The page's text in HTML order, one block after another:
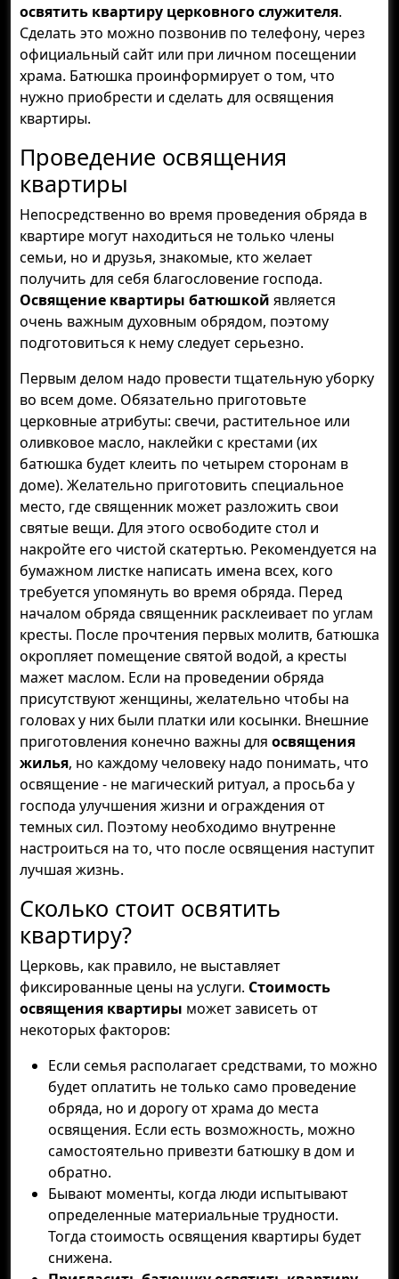
освятить квартиру церковного служителя.
Сделать это можно позвонив по телефону, через
официальный сайт или при личном посещении
храма. Батюшка проинформирует о том, что
нужно приобрести и сделать для освящения
квартиры.
Проведение освящения
квартиры
Непосредственно во время проведения обряда в
квартире могут находиться не только члены
семьи, но и друзья, знакомые, кто желает
получить для себя благословение господа.
Освящение квартиры батюшкой является
очень важным духовным обрядом, поэтому
подготовиться к нему следует серьезно.
Первым делом надо провести тщательную уборку
во всем доме. Обязательно приготовьте
церковные атрибуты: свечи, растительное или
оливковое масло, наклейки с крестами (их
батюшка будет клеить по четырем сторонам в
доме). Желательно приготовить специальное
место, где священник может разложить свои
святые вещи. Для этого освободите стол и
накройте его чистой скатертью. Рекомендуется на
бумажном листке написать имена всех, кого
требуется упомянуть во время обряда. Перед
началом обряда священник расклеивает по углам
кресты. После прочтения первых молитв, батюшка
окропляет помещение святой водой, а кресты
мажет маслом. Если на проведении обряда
присутствуют женщины, желательно чтобы на
головах у них были платки или косынки. Внешние
приготовления конечно важны для освящения
жилья, но каждому человеку надо понимать, что
освящение - не магический ритуал, а просьба у
господа улучшения жизни и ограждения от
темных сил. Поэтому необходимо внутренне
настроиться на то, что после освящения наступит
лучшая жизнь.
Сколько стоит освятить
квартиру?
Церковь, как правило, не выставляет
фиксированные цены на услуги. Стоимость
освящения квартиры может зависеть от
некоторых факторов:
Если семья располагает средствами, то можно
будет оплатить не только само проведение
обряда, но и дорогу от храма до места
освящения. Если есть возможность, можно
самостоятельно привезти батюшку в дом и
обратно.
Бывают моменты, когда люди испытывают
определенные материальные трудности.
Тогда стоимость освящения квартиры будет
снижена.